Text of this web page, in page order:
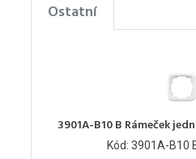
Ostatní
3901A-B10 B Rámeček
Kód: 3901A-B10